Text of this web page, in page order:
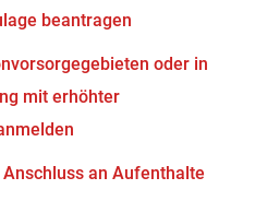
beantragen
oder in
mit erhöhter
an Aufenthalte